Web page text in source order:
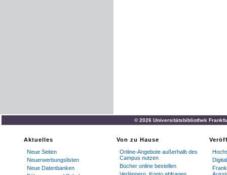
© 2026 Universitätsbibliothek
Aktuelles
Neue Seiten
Neuerwerbungslisten
Neue Datenbanken
Von zu Hause
Online-Angebote außerhalb des
Campus nutzen
Bücher online bestellen